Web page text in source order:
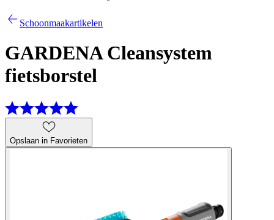
Schoonmaakartikelen
GARDENA Cleansystem
fietsborstel
Opslaan in Favorieten